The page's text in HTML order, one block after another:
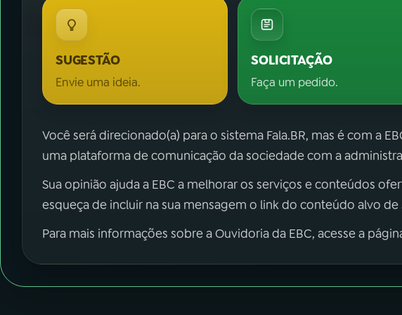
SUGESTÃO
Envie uma ideia.
SOLICITAÇÃO
Faça um pedido.
Você será direcionado(a) para o sistema Fala.BR, mas é com a
uma plataforma de comunicação da sociedade com a
Sua opinião ajuda a EBC a melhorar os serviços e conteúdos
esqueça de incluir na sua mensagem o link do conteúdo alvo de
Para mais informações sobre a Ouvidoria da EBC, acesse a